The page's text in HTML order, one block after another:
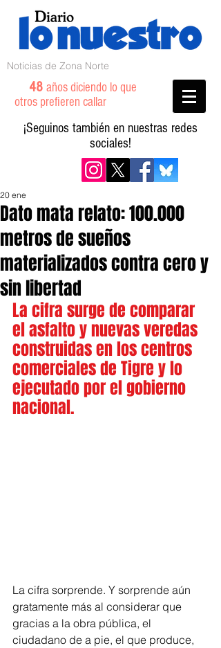
Noticias de Zona Norte
48 años diciendo lo que
otros prefieren callar
¡Seguinos también en nuestras redes
sociales!
Dato mata relato: 100.000
metros de sueños
materializados contra cero y
sin libertad
20 ene
La cifra surge de comparar
el asfalto y nuevas veredas
construidas en los centros
comerciales de Tigre y lo
ejecutado por el gobierno
nacional.
La cifra sorprende. Y sorprende aún
gratamente más al considerar que
gracias a la obra pública, el
ciudadano de a pie, el que produce,